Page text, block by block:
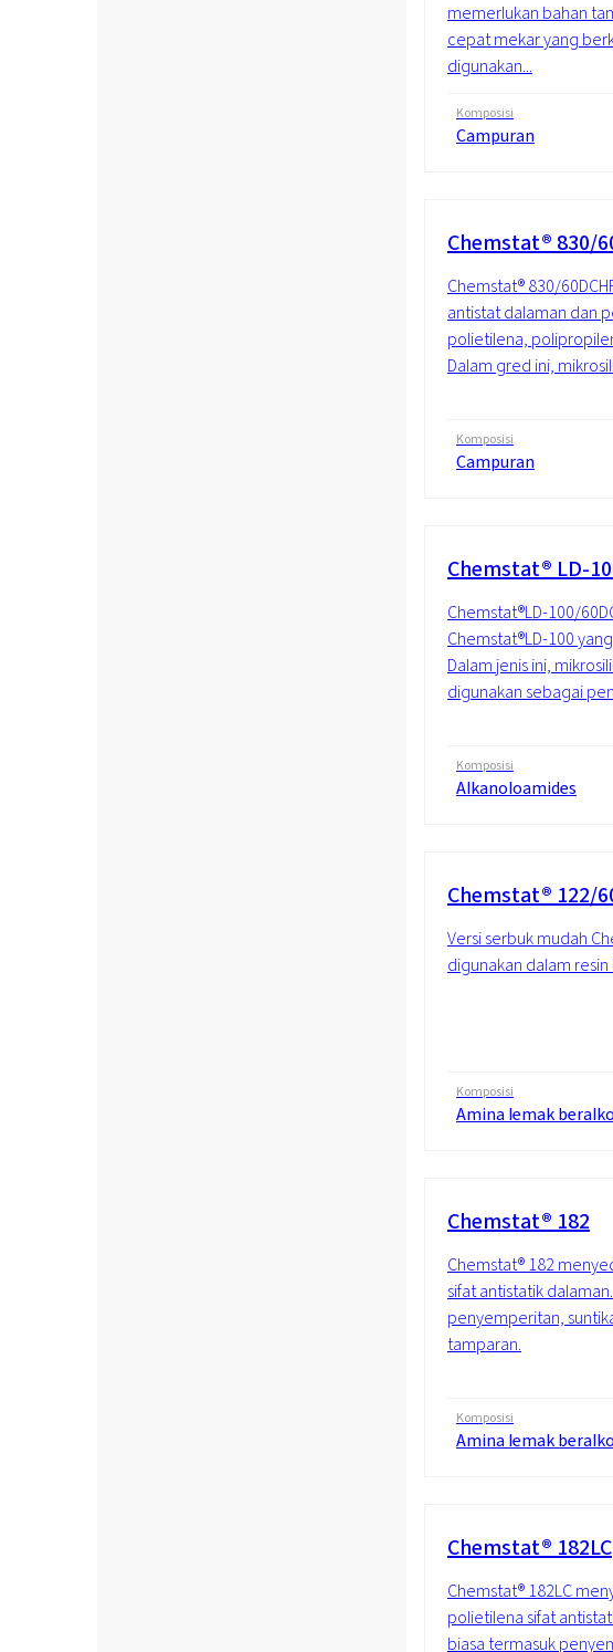
memerlukan bahan
cepat mekar yang
digunakan...
Komposisi
Campuran
Chemstat® 830/
Chemstat® 830/
antistat dalaman dan
polietilena,
Dalam gred ini,
Komposisi
Campuran
Chemstat® LD-
Chemstat®LD-100/
Chemstat®LD-100
Dalam jenis ini,
digunakan sebagai
Komposisi
Alkanoloamides
Chemstat® 122/
Versi serbuk mudah
digunakan dalam resin
Komposisi
Amina lemak
Chemstat® 182
Chemstat® 182
sifat antistatik
penyemperitan,
tamparan.
Komposisi
Amina lemak
Chemstat® 182LC
Chemstat® 182LC
polietilena sifat
biasa termasuk